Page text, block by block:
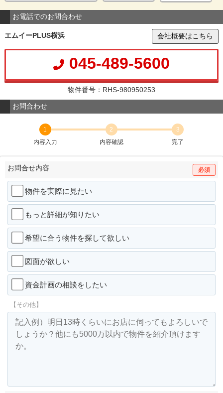
お電話でのお問合わせ
エムイーPLUS横浜 会社概要はこちら
045-489-5600
物件番号：RHS-980950253
お問合わせ
1
内容入力
2
内容確認
3
完了
お問合せ内容 必須
物件を実際に見たい
もっと詳細が知りたい
希望に合う物件を探して欲しい
図面が欲しい
資金計画の相談をしたい
【その他】